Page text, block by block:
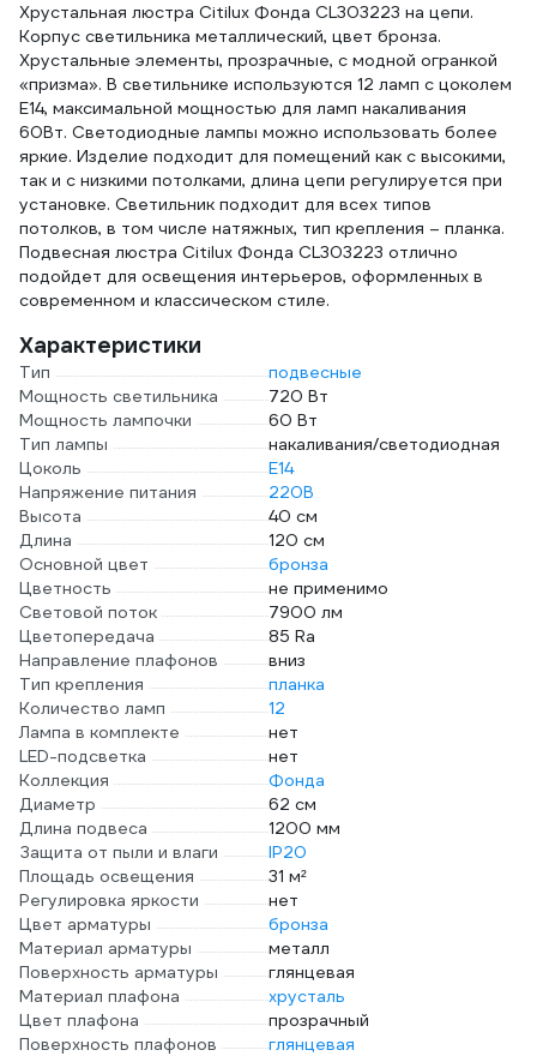
Хрустальная люстра Citilux Фонда CL303223 на цепи.
Корпус светильника металлический, цвет бронза.
Хрустальные элементы, прозрачные, с модной огранкой
«призма». В светильнике используются 12 ламп с цоколем
Е14, максимальной мощностью для ламп накаливания
60Вт. Светодиодные лампы можно использовать более
яркие. Изделие подходит для помещений как с высокими,
так и с низкими потолками, длина цепи регулируется при
установке. Светильник подходит для всех типов
потолков, в том числе натяжных, тип крепления – планка.
Подвесная люстра Citilux Фонда CL303223 отлично
подойдет для освещения интерьеров, оформленных в
современном и классическом стиле.
Характеристики
Тип
подвесные
Мощность светильника
720 Вт
Мощность лампочки
60 Вт
Тип лампы
накаливания/светодиодная
Цоколь
E14
Напряжение питания
220В
Высота
40 см
Длина
120 см
Основной цвет
бронза
Цветность
не применимо
Световой поток
7900 лм
Цветопередача
85 Ra
Направление плафонов
вниз
Тип крепления
планка
Количество ламп
12
Лампа в комплекте
нет
LED-подсветка
нет
Коллекция
Фонда
Диаметр
62 см
Длина подвеса
1200 мм
Защита от пыли и влаги
IP20
Площадь освещения
31 м²
Регулировка яркости
нет
Цвет арматуры
бронза
Материал арматуры
металл
Поверхность арматуры
глянцевая
Материал плафона
хрусталь
Цвет плафона
прозрачный
Поверхность плафонов
глянцевая